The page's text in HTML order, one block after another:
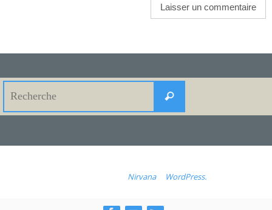
Recherche
Nirvana& WordPress.